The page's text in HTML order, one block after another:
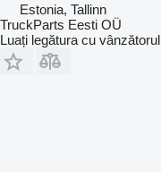
Estonia, Tallinn
TruckParts Eesti OÜ
Luați legătura cu vânzătorul